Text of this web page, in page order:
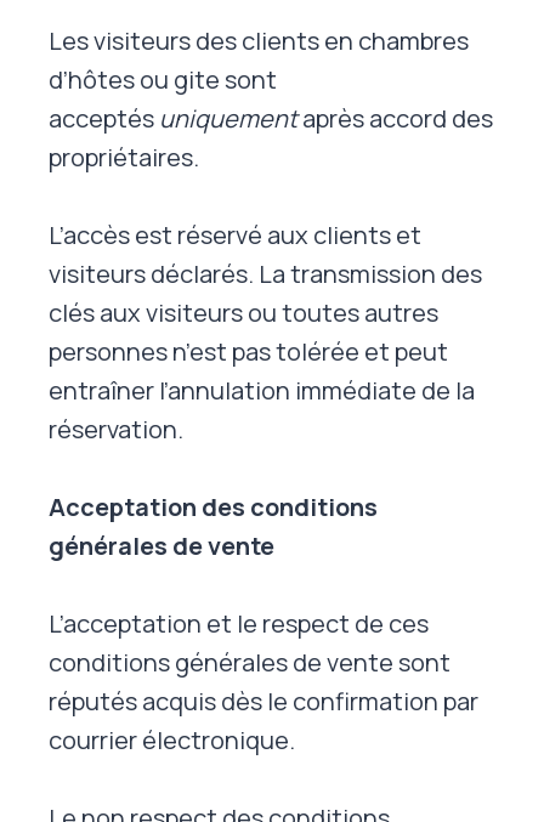
Les visiteurs des clients en chambres
d’hôtes ou gite sont
acceptés uniquementaprès accord des
propriétaires.
L’accès est réservé aux clients et
visiteurs déclarés. La transmission des
clés aux visiteurs ou toutes autres
personnes n’est pas tolérée et peut
entraîner l’annulation immédiate de la
réservation.
Acceptation des conditions
générales de vente
L’acceptation et le respect de ces
conditions générales de vente sont
réputés acquis dès le confirmation par
courrier électronique.